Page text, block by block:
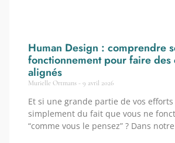
Human Design : comprendre
fonctionnement pour faire des
alignés
Murielle Ortmans 9 avril 2026
Et si une grande partie de vos
simplement du fait que vous ne
“comme vous le pensez” ? Dans